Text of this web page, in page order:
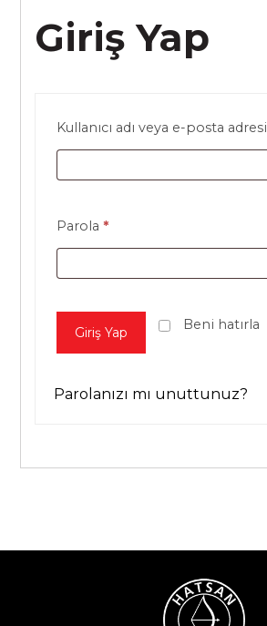
Giriş Yap
Kullanıcı adı veya e-posta adresi
Parola *
Beni hatırla
Giriş Yap
Parolanızı mı unuttunuz?